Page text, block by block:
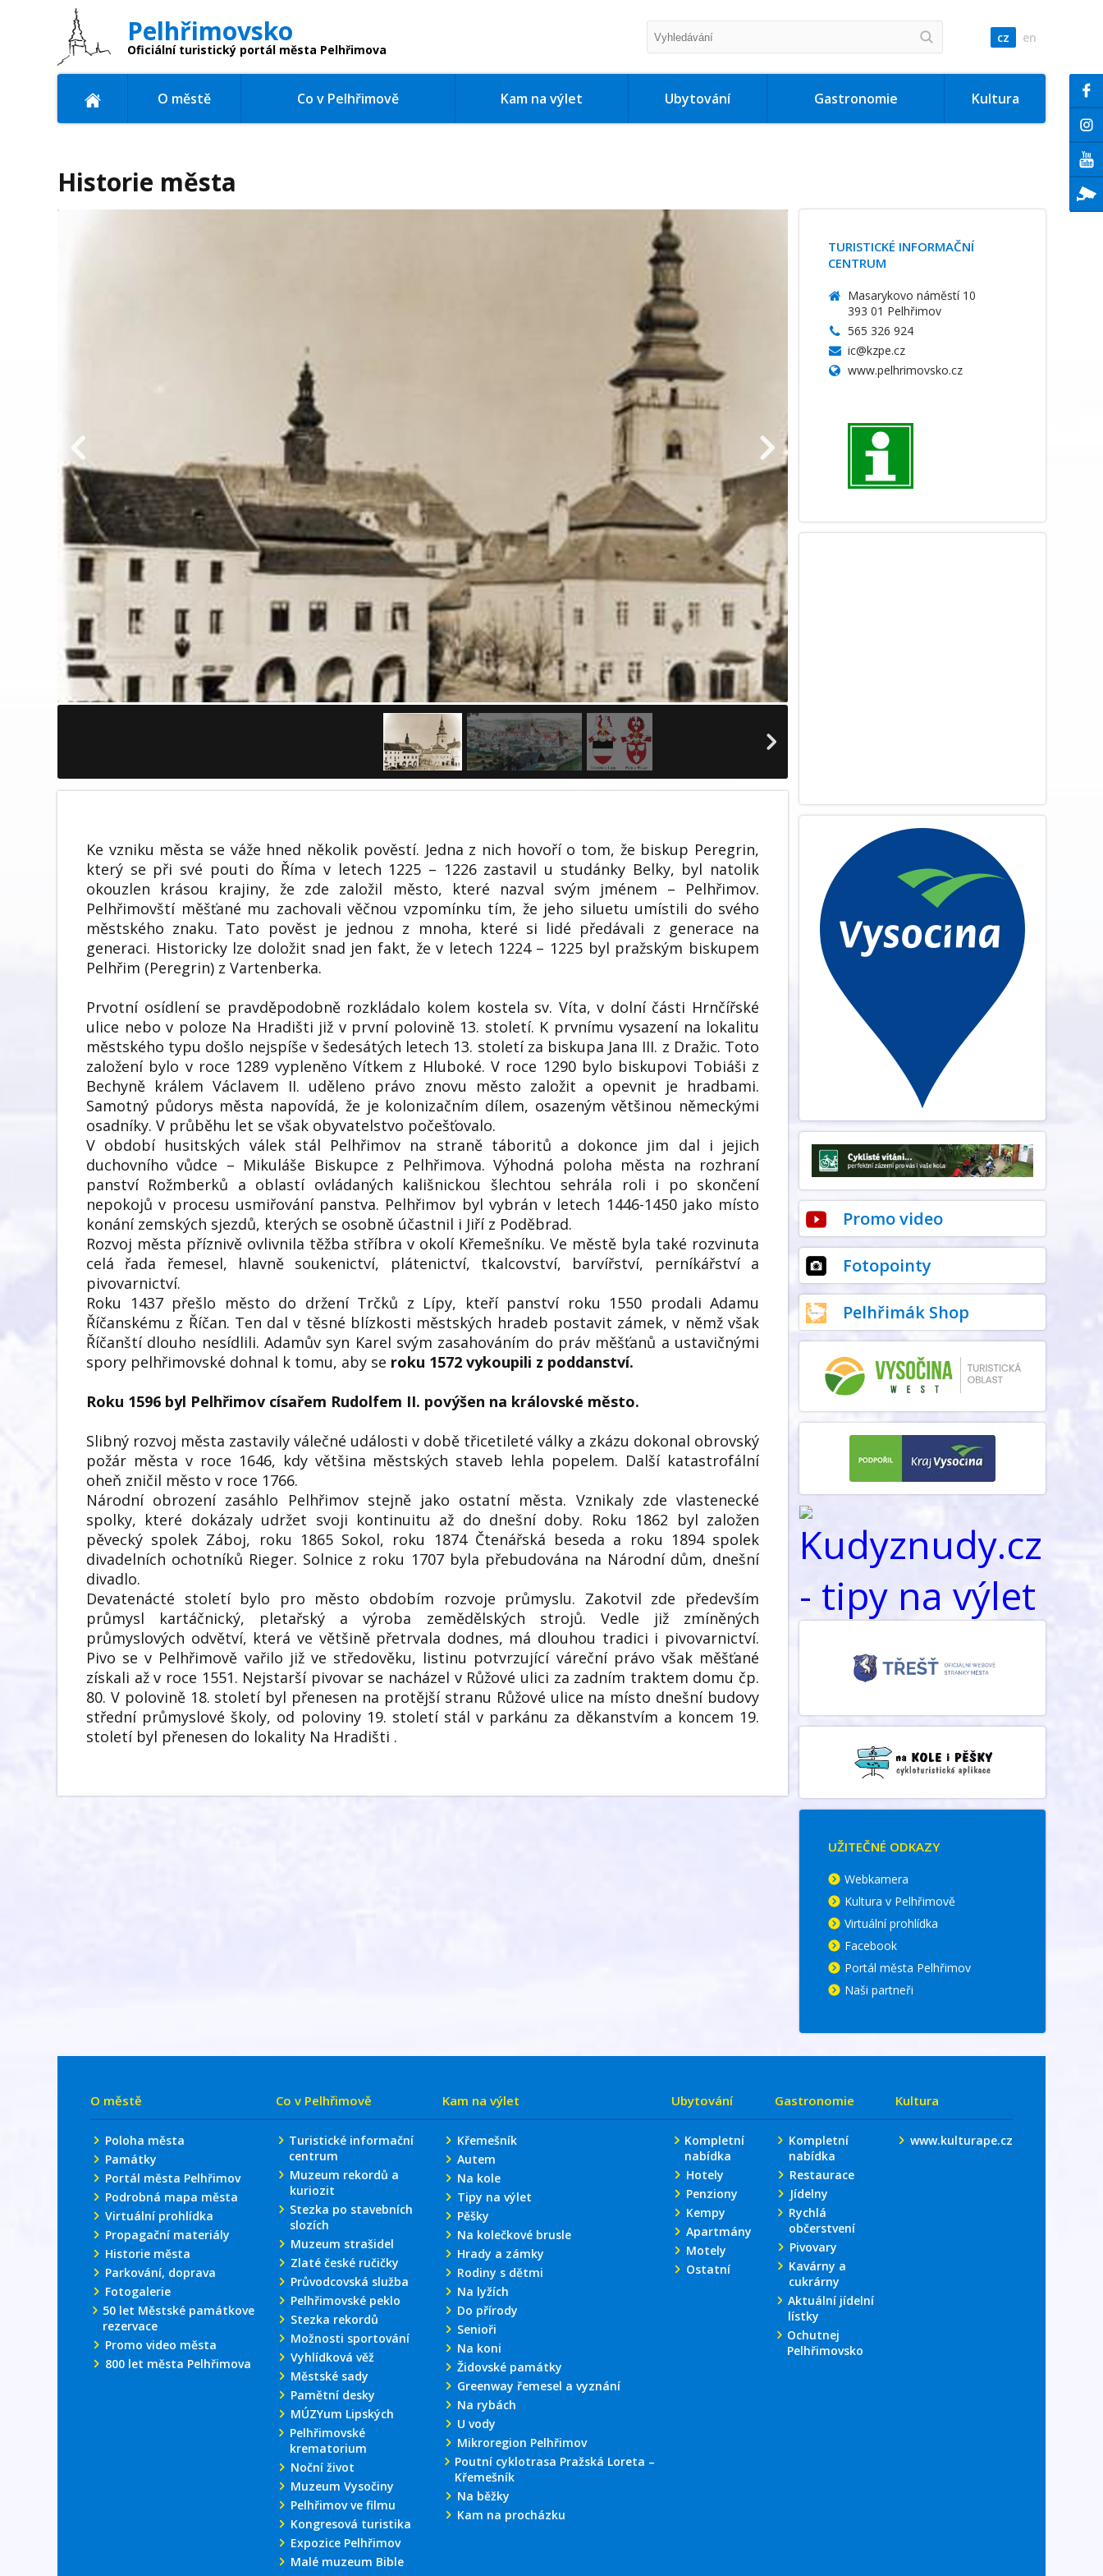
Pelhřimovsko
Oficiální turistický portál města Pelhřimova
cz en
O městě Co v Pelhřimově Kam na výlet Ubytování Gastronomie Kultura
Historie města
Ke vzniku města se váže hned několik pověstí. Jedna z nich hovoří o tom, že biskup Peregrin,
který se při své pouti do Říma v letech 1225 – 1226 zastavil u studánky Belky, byl natolik
okouzlen krásou krajiny, že zde založil město, které nazval svým jménem – Pelhřimov.
Pelhřimovští měšťané mu zachovali věčnou vzpomínku tím, že jeho siluetu umístili do svého
městského znaku. Tato pověst je jednou z mnoha, které si lidé předávali z generace na
generaci. Historicky lze doložit snad jen fakt, že v letech 1224 – 1225 byl pražským biskupem
Pelhřim (Peregrin) z Vartenberka.
Prvotní osídlení se pravděpodobně rozkládalo kolem kostela sv. Víta, v dolní části Hrnčířské
ulice nebo v poloze Na Hradišti již v první polovině 13. století. K prvnímu vysazení na lokalitu
městského typu došlo nejspíše v šedesátých letech 13. století za biskupa Jana III. z Dražic. Toto
založení bylo v roce 1289 vypleněno Vítkem z Hluboké. V roce 1290 bylo biskupovi Tobiáši z
Bechyně králem Václavem II. uděleno právo znovu město založit a opevnit je hradbami.
Samotný půdorys města napovídá, že je kolonizačním dílem, osazeným většinou německými
osadníky. V průběhu let se však obyvatelstvo počešťovalo.
V období husitských válek stál Pelhřimov na straně táboritů a dokonce jim dal i jejich
duchovního vůdce – Mikuláše Biskupce z Pelhřimova. Výhodná poloha města na rozhraní
panství Rožmberků a oblastí ovládaných kališnickou šlechtou sehrála roli i po skončení
nepokojů v procesu usmiřování panstva. Pelhřimov byl vybrán v letech 1446-1450 jako místo
konání zemských sjezdů, kterých se osobně účastnil i Jiří z Poděbrad.
Rozvoj města příznivě ovlivnila těžba stříbra v okolí Křemešníku. Ve městě byla také rozvinuta
celá řada řemesel, hlavně soukenictví, plátenictví, tkalcovství, barvířství, perníkářství a
pivovarnictví.
Roku 1437 přešlo město do držení Trčků z Lípy, kteří panství roku 1550 prodali Adamu
Říčanskému z Říčan. Ten dal v těsné blízkosti městských hradeb postavit zámek, v němž však
Říčanští dlouho nesídlili. Adamův syn Karel svým zasahováním do práv měšťanů a ustavičnými
spory pelhřimovské dohnal k tomu, aby se roku 1572 vykoupili z poddanství.
Roku 1596 byl Pelhřimov císařem Rudolfem II. povýšen na královské město.
Slibný rozvoj města zastavily válečné události v době třicetileté války a zkázu dokonal obrovský
požár města v roce 1646, kdy většina městských staveb lehla popelem. Další katastrofální
oheň zničil město v roce 1766.
Národní obrození zasáhlo Pelhřimov stejně jako ostatní města. Vznikaly zde vlastenecké
spolky, které dokázaly udržet svoji kontinuitu až do dnešní doby. Roku 1862 byl založen
pěvecký spolek Záboj, roku 1865 Sokol, roku 1874 Čtenářská beseda a roku 1894 spolek
divadelních ochotníků Rieger. Solnice z roku 1707 byla přebudována na Národní dům, dnešní
divadlo.
Devatenácté století bylo pro město obdobím rozvoje průmyslu. Zakotvil zde především
průmysl kartáčnický, pletařský a výroba zemědělských strojů. Vedle již zmíněných
průmyslových odvětví, která ve většině přetrvala dodnes, má dlouhou tradici i pivovarnictví.
Pivo se v Pelhřimově vařilo již ve středověku, listinu potvrzující váreční právo však měšťané
získali až v roce 1551. Nejstarší pivovar se nacházel v Růžové ulici za zadním traktem domu čp.
80. V polovině 18. století byl přenesen na protější stranu Růžové ulice na místo dnešní budovy
střední průmyslové školy, od poloviny 19. století stál v parkánu za děkanstvím a koncem 19.
století byl přenesen do lokality Na Hradišti .
TURISTICKÉ INFORMAČNÍ
CENTRUM
Masarykovo náměstí 10
393 01 Pelhřimov
565 326 924
ic@kzpe.cz
www.pelhrimovsko.cz
Promo video
Fotopointy
Pelhřimák Shop
UŽITEČNÉ ODKAZY
Webkamera
Kultura v Pelhřimově
Virtuální prohlídka
Facebook
Portál města Pelhřimov
Naši partneři
O městě
Poloha města
Památky
Portál města Pelhřimov
Podrobná mapa města
Virtuální prohlídka
Propagační materiály
Historie města
Parkování, doprava
Fotogalerie
50 let Městské památkove
rezervace
Promo video města
800 let města Pelhřimova
Co v Pelhřimově
Turistické informační
centrum
Muzeum rekordů a
kuriozit
Stezka po stavebních
slozích
Muzeum strašidel
Zlaté české ručičky
Průvodcovská služba
Pelhřimovské peklo
Stezka rekordů
Možnosti sportování
Vyhlídková věž
Městské sady
Pamětní desky
MÚZYum Lipských
Pelhřimovské
krematorium
Noční život
Muzeum Vysočiny
Pelhřimov ve filmu
Kongresová turistika
Expozice Pelhřimov
Malé muzeum Bible
Kam na výlet
Křemešník
Autem
Na kole
Tipy na výlet
Pěšky
Na kolečkové brusle
Hrady a zámky
Rodiny s dětmi
Na lyžích
Do přírody
Senioři
Na koni
Židovské památky
Greenway řemesel a vyznání
Na rybách
U vody
Mikroregion Pelhřimov
Poutní cyklotrasa Pražská Loreta –
Křemešník
Na běžky
Kam na procházku
Ubytování
Kompletní
nabídka
Hotely
Penziony
Kempy
Apartmány
Motely
Ostatní
Gastronomie
Kompletní
nabídka
Restaurace
Jídelny
Rychlá
občerstvení
Pivovary
Kavárny a
cukrárny
Aktuální jídelní
lístky
Ochutnej
Pelhřimovsko
Kultura
www.kulturape.cz